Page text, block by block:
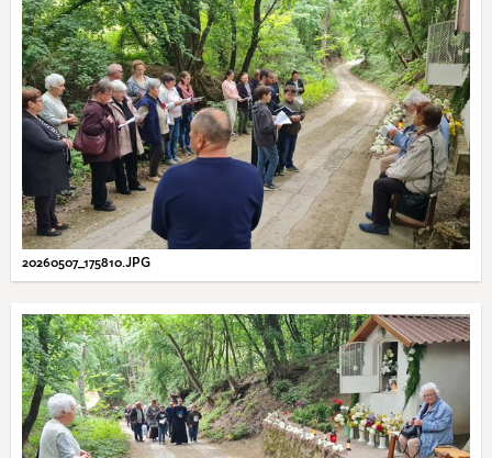
20260507_175810.JPG